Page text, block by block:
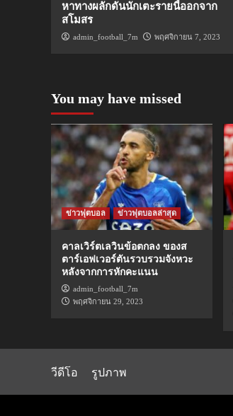
หาทางผลักดันนักเตะรายนี้ออกจาก
สโมสร
admin_football_7m พฤศจิกายน 7, 2023
You may have missed
ข่าวฟุตบอล ข่าวฟุตบอลล่าสุด
คาลเวิร์ตเลวินข้อตกลง ของส
ตาร์เอฟเวอร์ตันรวบรวมจังหวะ
หลังจากการหักคะแนน
admin_football_7m
พฤศจิกายน 29, 2023
วีดีโอ รูปภาพ